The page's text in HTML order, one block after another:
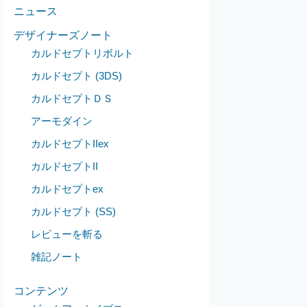
ニュース
デザイナーズノート
カルドセプトリボルト
カルドセプト (3DS)
カルドセプトＤＳ
アーモダイン
カルドセプトIIex
カルドセプトII
カルドセプトex
カルドセプト (SS)
レビューを斬る
雑記ノート
コンテンツ